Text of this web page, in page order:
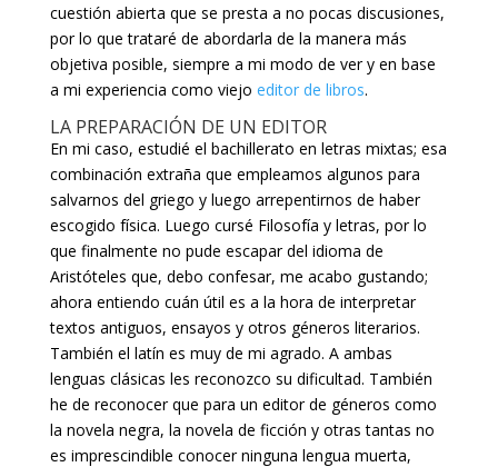
cuestión abierta que se presta a no pocas discusiones,
por lo que trataré de abordarla de la manera más
objetiva posible, siempre a mi modo de ver y en base
a mi experiencia como viejo editor de libros.
LA PREPARACIÓN DE UN EDITOR
En mi caso, estudié el bachillerato en letras mixtas; esa
combinación extraña que empleamos algunos para
salvarnos del griego y luego arrepentirnos de haber
escogido física. Luego cursé Filosofía y letras, por lo
que finalmente no pude escapar del idioma de
Aristóteles que, debo confesar, me acabo gustando;
ahora entiendo cuán útil es a la hora de interpretar
textos antiguos, ensayos y otros géneros literarios.
También el latín es muy de mi agrado. A ambas
lenguas clásicas les reconozco su dificultad. También
he de reconocer que para un editor de géneros como
la novela negra, la novela de ficción y otras tantas no
es imprescindible conocer ninguna lengua muerta,